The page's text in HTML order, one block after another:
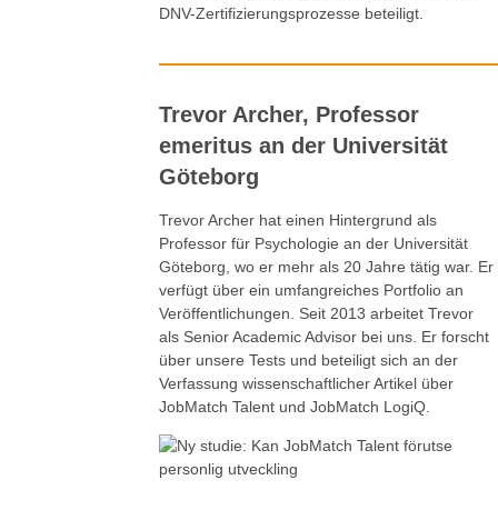
DNV-Zertifizierungsprozesse beteiligt.
Trevor Archer, Professor
emeritus an der Universität
Göteborg
Trevor Archer hat einen Hintergrund als
Professor für Psychologie an der Universität
Göteborg, wo er mehr als 20 Jahre tätig war. Er
verfügt über ein umfangreiches Portfolio an
Veröffentlichungen. Seit 2013 arbeitet Trevor
als Senior Academic Advisor bei uns. Er forscht
über unsere Tests und beteiligt sich an der
Verfassung wissenschaftlicher Artikel über
JobMatch Talent und JobMatch LogiQ.